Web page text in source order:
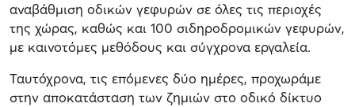
αναβάθμιση οδικών γεφυρών σε όλες τις περιοχές
της χώρας, καθώς και 100 σιδηροδρομικών γεφυρών,
με καινοτόμες μεθόδους και σύγχρονα εργαλεία.
Ταυτόχρονα, τις επόμενες δύο ημέρες, προχωράμε
στην αποκατάσταση των ζημιών στο οδικό δίκτυο